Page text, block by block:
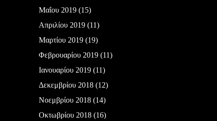
Μαΐου 2019(15)
Απριλίου 2019(11)
Μαρτίου 2019(19)
Φεβρουαρίου 2019(11)
Ιανουαρίου 2019(11)
Δεκεμβρίου 2018(12)
Νοεμβρίου 2018(14)
Οκτωβρίου 2018(16)